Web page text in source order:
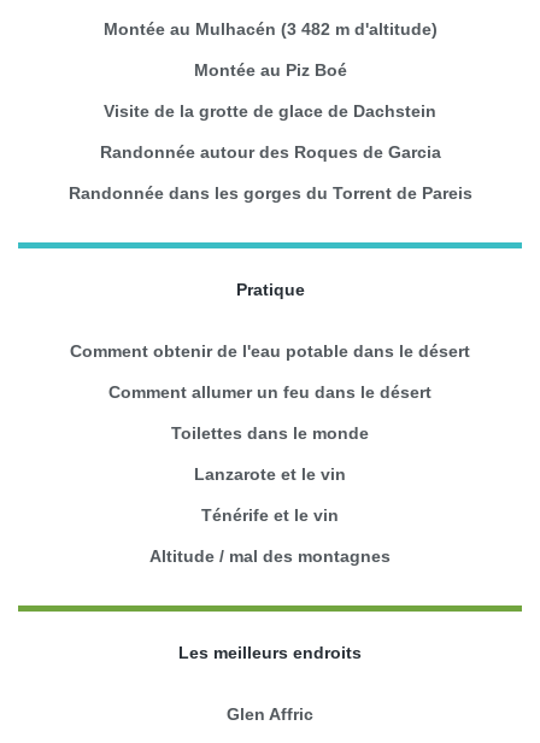
Montée au Mulhacén (3 482 m d'altitude)
Montée au Piz Boé
Visite de la grotte de glace de Dachstein
Randonnée autour des Roques de Garcia
Randonnée dans les gorges du Torrent de Pareis
Pratique
Comment obtenir de l'eau potable dans le désert
Comment allumer un feu dans le désert
Toilettes dans le monde
Lanzarote et le vin
Ténérife et le vin
Altitude / mal des montagnes
Les meilleurs endroits
Glen Affric